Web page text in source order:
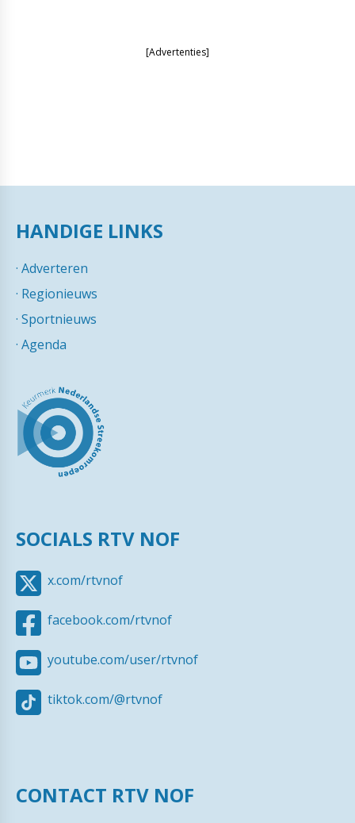
[Advertenties]
HANDIGE LINKS
· Adverteren
· Regionieuws
· Sportnieuws
· Agenda
SOCIALS RTV NOF
x.com/rtvnof
facebook.com/rtvnof
youtube.com/user/rtvnof
tiktok.com/@rtvnof
CONTACT RTV NOF